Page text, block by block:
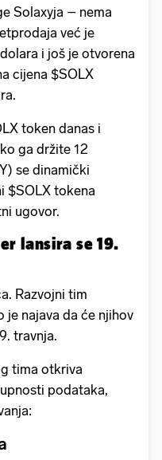
Solaxyja – nema
već je
i još je otvorena
cijena $SOLX
token danas i
ga držite 12
se dinamički
$SOLX tokena
ugovor.
lansira se 19.
Razvojni tim
je najava da će njihov
travnja.
tima otkriva
podataka,